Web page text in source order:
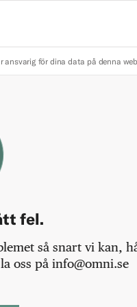
ansvarig för dina data på denna
fel.
så snart vi kan,
oss på info@omni.se